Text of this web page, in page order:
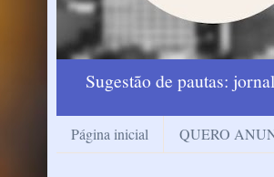
Sugestão de pautas:
Página inicial QUERO